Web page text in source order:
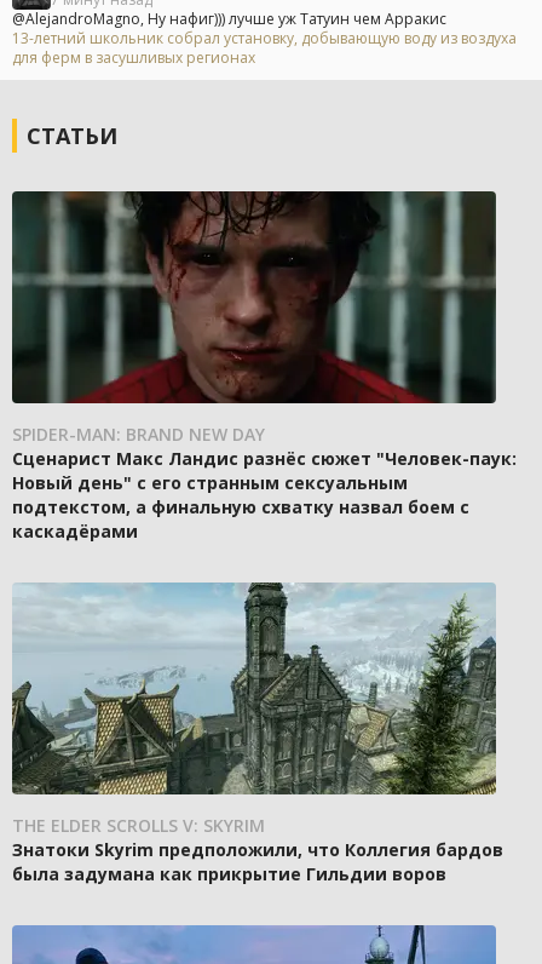
@AlejandroMagno, Ну нафиг))) лучше уж Татуин чем Арракис
13-летний школьник собрал установку, добывающую воду из воздуха
для ферм в засушливых регионах
СТАТЬИ
SPIDER-MAN: BRAND NEW DAY
Сценарист Макс Ландис разнёс сюжет "Человек-паук:
Новый день" с его странным сексуальным
подтекстом, а финальную схватку назвал боем с
каскадёрами
THE ELDER SCROLLS V: SKYRIM
Знатоки Skyrim предположили, что Коллегия бардов
была задумана как прикрытие Гильдии воров